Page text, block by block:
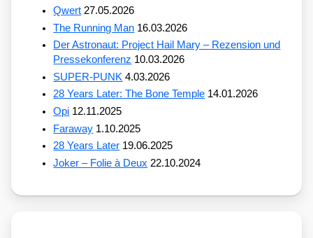
Qwert 27.05.2026
The Running Man 16.03.2026
Der Astronaut: Project Hail Mary – Rezension und
Pressekonferenz 10.03.2026
SUPER-PUNK 4.03.2026
28 Years Later: The Bone Temple 14.01.2026
Opi 12.11.2025
Faraway 1.10.2025
28 Years Later 19.06.2025
Joker – Folie à Deux 22.10.2024